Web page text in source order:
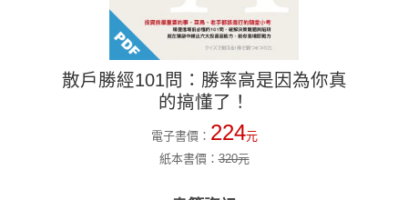
散戶勝經101問：勝率高是因為你真
的搞懂了！
電子書價： 224元
紙本書價：320元